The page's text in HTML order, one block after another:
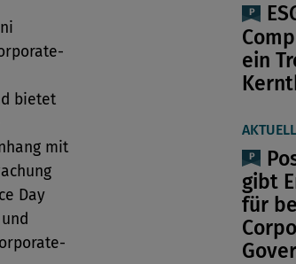
bietet
mit
Day
ein
gibt
für